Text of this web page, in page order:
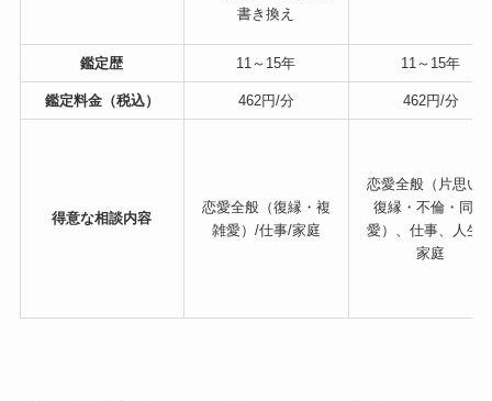
書き換え
鑑定歴 11～15年 11～15年
鑑定料金（税込） 462円/分 462円/分
得意な相談内容
恋愛全般（復縁・複
雑愛）/仕事/家庭
恋愛全般（片思い
復縁・不倫・同性
愛）、仕事、人生
家庭